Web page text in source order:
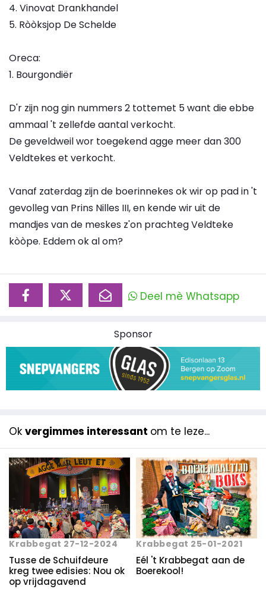
4. Vinovat Drankhandel
5. Ròòksjop De Schelde
Oreca:
1. Bourgondiër
D'r zijn nog gin nummers 2 tottemet 5 want die ebbe
ammaal 't zellefde aantal verkocht.
De geveldweil wor toegekend agge meer dan 300
Veldtekes et verkocht.
Vanaf zaterdag zijn de boerinnekes ok wir op pad in 't
gevolleg van Prins Nilles III, en kende wir uit de
mandjes van de meskes z'on prachteg Veldteke
kòòpe. Eddem ok al om?
Deel mè Whatsapp
Sponsor
Ok vergimmes interessant om te leze...
Krabbegat 27-12-2024
Tusse de Schuifdeure
kreg twee edisies: Nou ok
op vrijdagavend
Krabbegat 25-01-2021
Eél 't Krabbegat aan de
Boerekool!